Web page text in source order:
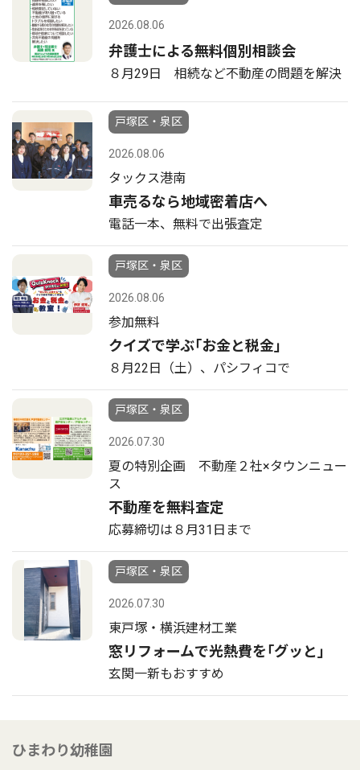
2026.08.06
弁護士による無料個別相談会
８月29日 相続など不動産の問題を解決
戸塚区・泉区
2026.08.06
タックス港南
車売るなら地域密着店へ
電話一本、無料で出張査定
戸塚区・泉区
2026.08.06
参加無料
クイズで学ぶ｢お金と税金｣
８月22日（土）、パシフィコで
戸塚区・泉区
2026.07.30
夏の特別企画 不動産２社×タウンニュー
ス
不動産を無料査定
応募締切は８月31日まで
戸塚区・泉区
2026.07.30
東戸塚・横浜建材工業
窓リフォームで光熱費を｢グッと｣
玄関一新もおすすめ
ひまわり幼稚園